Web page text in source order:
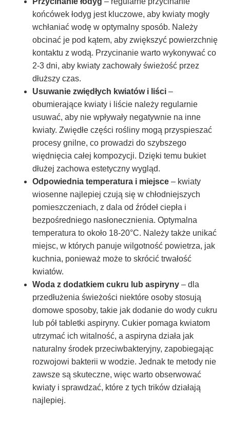
końcówek łodyg jest kluczowe, aby kwiaty mogły
wchłaniać wodę w optymalny sposób. Należy
obcinać je pod kątem, aby zwiększyć powierzchnię
kontaktu z wodą. Przycinanie warto wykonywać co
2-3 dni, aby kwiaty zachowały świeżość przez
dłuższy czas.
Usuwanie zwiędłych kwiatów i liści –
obumierające kwiaty i liście należy regularnie
usuwać, aby nie wpływały negatywnie na inne
kwiaty. Zwiędłe części rośliny mogą przyspieszać
procesy gnilne, co prowadzi do szybszego
więdnięcia całej kompozycji. Dzięki temu bukiet
dłużej zachowa estetyczny wygląd.
Odpowiednia temperatura i miejsce – kwiaty
wiosenne najlepiej czują się w chłodniejszych
pomieszczeniach, z dala od źródeł ciepła i
bezpośredniego nasłonecznienia. Optymalna
temperatura to około 18-20°C. Należy także unikać
miejsc, w których panuje wilgotność powietrza, jak
kuchnia, ponieważ może to skrócić trwałość
kwiatów.
Woda z dodatkiem cukru lub aspiryny – dla
przedłużenia świeżości niektóre osoby stosują
domowe sposoby, takie jak dodanie do wody cukru
lub pół tabletki aspiryny. Cukier pomaga kwiatom
utrzymać ich witalność, a aspiryna działa jak
naturalny środek przeciwbakteryjny, zapobiegając
rozwojowi bakterii w wodzie. Jednak te metody nie
zawsze są skuteczne, więc warto obserwować
kwiaty i sprawdzać, które z tych trików działają
najlepiej.